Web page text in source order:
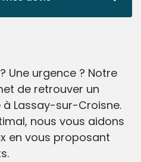
Une urgence ? Notre
de retrouver un
Lassay-sur-Croisne.
nous vous aidons
en vous proposant